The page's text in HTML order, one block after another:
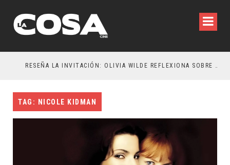
RESEÑA LA INVITACIÓN: OLIVIA WILDE REFLEXIONA SOBRE LA VIDA CONYUGAL
TAG: NICOLE KIDMAN